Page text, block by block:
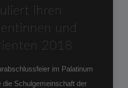
ihren
und
2018
im Palatinum
die Schulgemeinschaft der